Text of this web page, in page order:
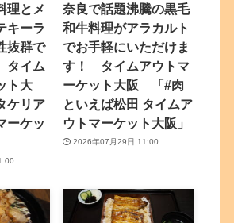
理とメ
キーラ
抜群で
タイム
ト大
ケリア
ーケッ
奈良で話題沸騰の黒毛
和牛料理がアラカルト
でお手軽にいただけま
す！ タイムアウトマ
ーケット大阪 「#肉
といえば松田 タイムア
ウトマーケット大阪」
2026年07月29日 11:00